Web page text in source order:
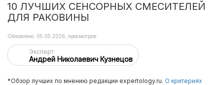
10 ЛУЧШИХ СЕНСОРНЫХ СМЕСИТЕЛЕЙ
ДЛЯ РАКОВИНЫ
Эксперт
Андрей Николаевич Кузнецов
Обновлено: 05.05.2026, просмотров:
*Обзор лучших по мнению редакции expertology.ru. О критериях